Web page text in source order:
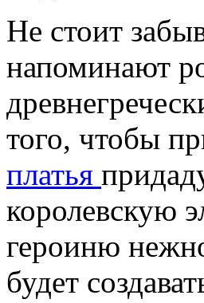
Не стоит
напоминают
того, чтобы
платья
королевскую
героиню
будет